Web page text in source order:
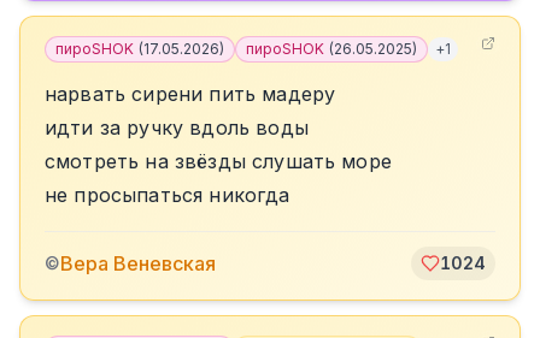
пироSHOK (17.05.2026) пироSHOK (26.05.2025) +1
нарвать сирени пить мадеру
идти за ручку вдоль воды
смотреть на звёзды слушать море
не просыпаться никогда
©Вера Веневская 1024